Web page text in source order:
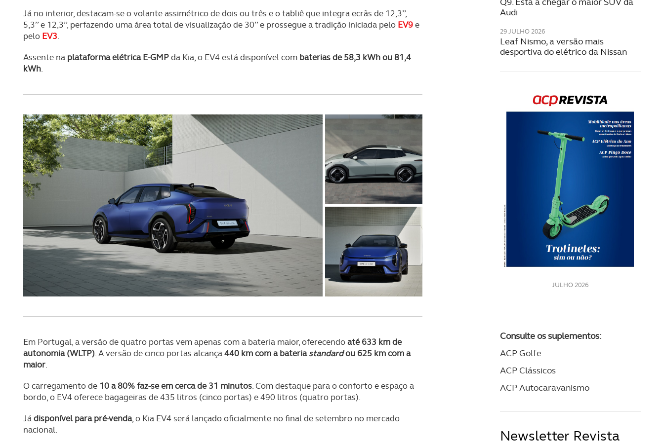
Consulte a política de cookies do site.
Já no interior, destacam-se o volante assimétrico de dois ou três e o tabliê que integra ecrãs de 12,3’’,
5,3’’ e 12,3’’, perfazendo uma área total de visualização de 30’’ e prossegue a tradição iniciada pelo EV9e
pelo EV3.
Assente na plataforma elétrica E-GMPda Kia, o EV4 está disponível com baterias de 58,3 kWh ou 81,4
kWh.
Em Portugal, a versão de quatro portas vem apenas com a bateria maior, oferecendoaté 633 km de
autonomia (WLTP). A versão de cinco portas alcança440 km com a bateriastandardou 625 km com a
maior.
O carregamento de 10 a 80% faz-se em cerca de 31 minutos. Com destaque para o conforto e espaço a
bordo, o EV4 oferece bagageiras de 435 litros (cinco portas) e 490 litros (quatro portas).
Jádisponível para pré-venda, o Kia EV4 será lançado oficialmente no final de setembro no mercado
nacional.
Audi
29 JULHO 2026
Leaf Nismo, a versão mais
desportiva do elétrico da Nissan
JULHO 2026
Consulte os suplementos:
ACP Golfe
ACP Clássicos
ACP Autocaravanismo
Newsletter Revista